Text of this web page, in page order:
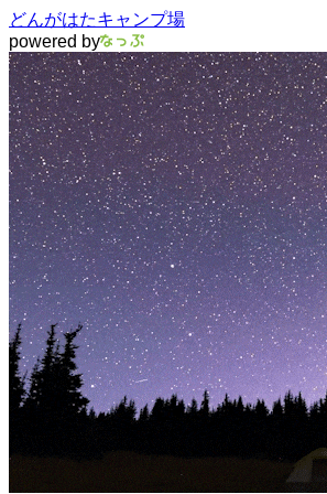
どんがはたキャンプ場
powered by